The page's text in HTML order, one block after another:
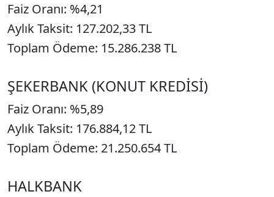
Faiz Oranı: %4,21
Aylık Taksit: 127.202,33 TL
Toplam Ödeme: 15.286.238 TL
ŞEKERBANK (KONUT KREDİSİ)
Faiz Oranı: %5,89
Aylık Taksit: 176.884,12 TL
Toplam Ödeme: 21.250.654 TL
HALKBANK